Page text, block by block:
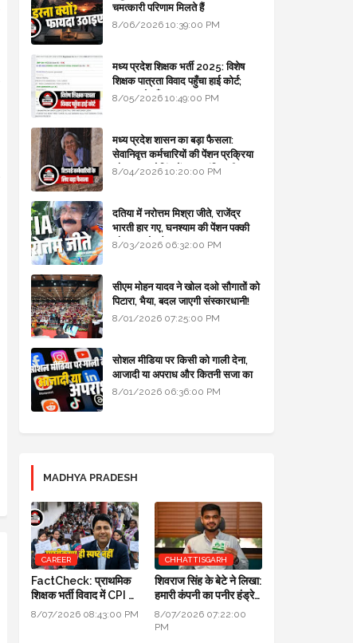
चमत्कारी परिणाम मिलते हैं
8/06/2026 10:39:00 PM
मध्य प्रदेश शिक्षक भर्ती 2025: विशेष
शिक्षक पात्रता विवाद पहुँचा हाई कोर्ट;
सरकार से माँगा जवाब
8/05/2026 10:49:00 PM
मध्य प्रदेश शासन का बड़ा फैसला:
सेवानिवृत्त कर्मचारियों की पेंशन प्रक्रिया
और बजट कोडिंग में हुए क्रांतिकारी
8/04/2026 10:20:00 PM
दतिया में नरोत्तम मिश्रा जीते, राजेंद्र
भारती हार गए, घनश्याम की पेंशन पक्की
और आशुतोष बैक टू...
8/03/2026 06:32:00 PM
सीएम मोहन यादव ने खोल दओ सौगातों को
पिटारा, भैया, बदल जाएगी संस्कारधानी!
8/01/2026 07:25:00 PM
सोशल मीडिया पर किसी को गाली देना,
आजादी या अपराध और कितनी सजा का
प्रावधान - free legal advice
8/01/2026 06:36:00 PM
MADHYA PRADESH
CAREER
FactCheck: प्राथमिक
शिक्षक भर्ती विवाद में CPI का
स्पष्टीकरण ही स्पष्ट नहीं
8/07/2026 08:43:00 PM
CHHATTISGARH
शिवराज सिंह के बेटे ने लिखा:
हमारी कंपनी का पनीर हंड्रेड
परसेंट प्योर है, लैब रिपोर्ट आ
गई है
8/07/2026 07:22:00
PM